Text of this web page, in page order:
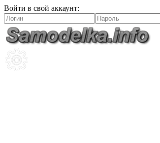
Войти в свой аккаунт: